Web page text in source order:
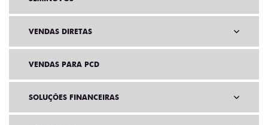
VENDAS DIRETAS
VENDAS PARA PCD
SOLUÇÕES FINANCEIRAS